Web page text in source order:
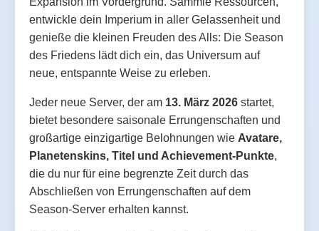
entwickle dein Imperium in aller Gelassenheit und
genieße die kleinen Freuden des Alls: Die Season
des Friedens lädt dich ein, das Universum auf
neue, entspannte Weise zu erleben.
Jeder neue Server, der am 13. März 2026 startet,
bietet besondere saisonale Errungenschaften und
großartige einzigartige Belohnungen wie Avatare,
Planetenskins, Titel und Achievement-Punkte,
die du nur für eine begrenzte Zeit durch das
Abschließen von Errungenschaften auf dem
Season-Server erhalten kannst.